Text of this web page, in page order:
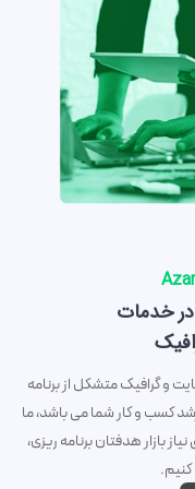
در خدمات
و گرافیک متشکل از برنامه
کسب و کار شما می باشد، ما
بازار هدفتان برنامه ریزی،